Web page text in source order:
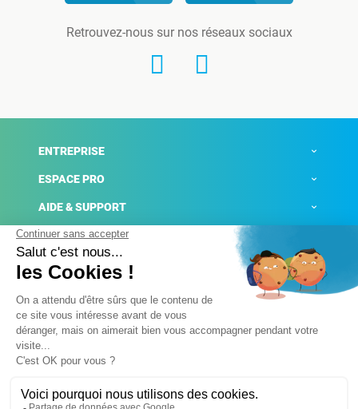
Retrouvez-nous sur nos réseaux sociaux
ENTREPRISE
ESPACE PRO
AIDE & SUPPORT
ACTUALITÉS
Mentions légales
Conditions générales de ventes